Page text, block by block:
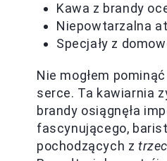
Kawa z brandy
Niepowtarzalna
Specjały z
Nie mogłem
serce. Ta kawiarnia
brandy osiągnęła
fascynującego,
pochodzących z